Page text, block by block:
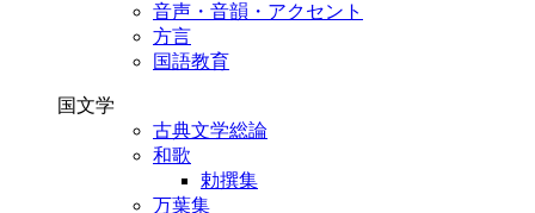
音声・音韻・アクセント
方言
国語教育
国文学
古典文学総論
和歌
勅撰集
万葉集